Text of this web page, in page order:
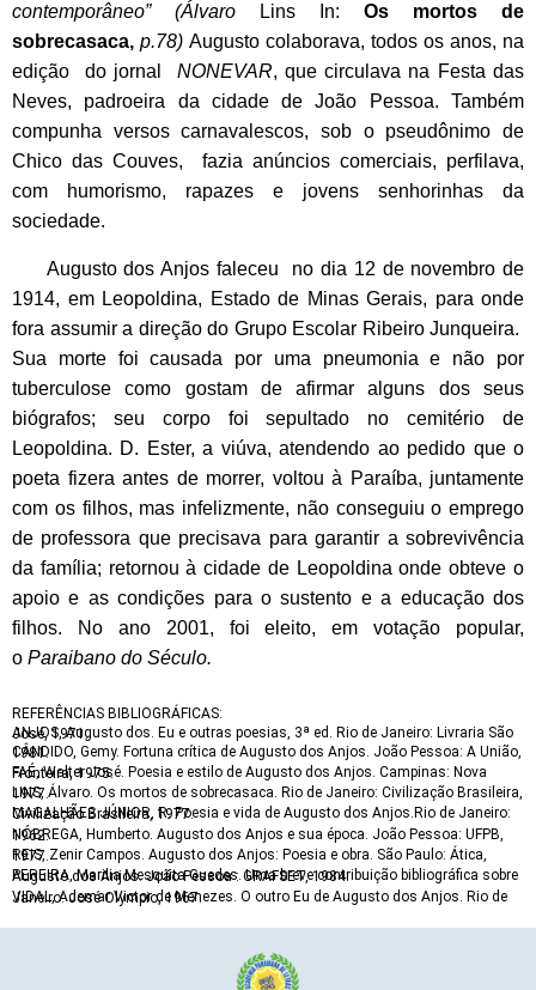
contemporâneo” (Álvaro
Lins In: Os mortos de
sobrecasaca, p.78) Augusto colaborava, todos os anos, na
edição do jornal NONEVAR, que circulava na Festa das
Neves, padroeira da cidade de João Pessoa. Também
compunha versos carnavalescos, sob o pseudônimo de
Chico das Couves, fazia anúncios comerciais, perfilava,
com humorismo, rapazes e jovens senhorinhas da
sociedade.
Augusto dos Anjos faleceu no dia 12 de novembro de
1914, em Leopoldina, Estado de Minas Gerais, para onde
fora assumir a direção do Grupo Escolar Ribeiro Junqueira.
Sua morte foi causada por uma pneumonia e não por
tuberculose como gostam de afirmar alguns dos seus
biógrafos; seu corpo foi sepultado no cemitério de
Leopoldina. D. Ester, a viúva, atendendo ao pedido que o
poeta fizera antes de morrer, voltou à Paraíba, juntamente
com os filhos, mas infelizmente, não conseguiu o emprego
de professora que precisava para garantir a sobrevivência
da família; retornou à cidade de Leopoldina onde obteve o
apoio e as condições para o sustento e a educação dos
filhos. No ano 2001, foi eleito, em votação popular,
o Paraibano do Século.
REFERÊNCIAS BIBLIOGRÁFICAS:
ANJOS, Augusto dos. Eu e outras poesias, 3ª ed. Rio de Janeiro: Livraria São José, 1971.
CÂNDIDO, Gemy. Fortuna crítica de Augusto dos Anjos. João Pessoa: A União, 1981.
FAÉ, Walter José. Poesia e estilo de Augusto dos Anjos. Campinas: Nova Fronteira, 1975.
LINS, Álvaro. Os mortos de sobrecasaca. Rio de Janeiro: Civilização Brasileira, 1977.
MAGALHÃES JÚNIOR, R. Poesia e vida de Augusto dos Anjos.Rio de Janeiro: Civilização Brasileira, 1977.
NÓBREGA, Humberto. Augusto dos Anjos e sua época. João Pessoa: UFPB, 1962.
REIS, Zenir Campos. Augusto dos Anjos: Poesia e obra. São Paulo: Ática, 1977.
PEREIRA, Marilia Mesquita Guedes. Uma breve contribuição bibliográfica sobre Augusto dos Anjos. João Pessoa : GRAFSET, 1984.
VIDAL, Ademar Victor de Menezes. O outro Eu de Augusto dos Anjos. Rio de Janeiro: José Olympio, 1967.